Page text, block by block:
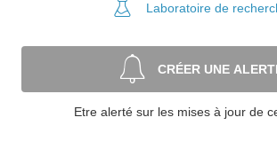
Laboratoire de
CRÉER UNE
Etre alerté sur les mises à jour de